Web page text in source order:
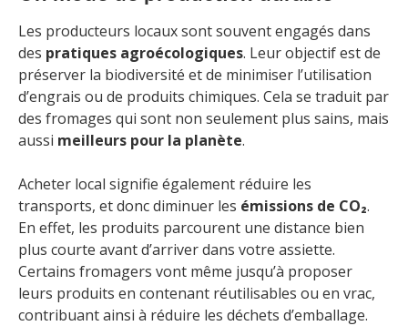
Les producteurs locaux sont souvent engagés dans
des pratiques agroécologiques. Leur objectif est de
préserver la biodiversité et de minimiser l’utilisation
d’engrais ou de produits chimiques. Cela se traduit par
des fromages qui sont non seulement plus sains, mais
aussi meilleurs pour la planète.
Acheter local signifie également réduire les
transports, et donc diminuer les émissions de CO₂.
En effet, les produits parcourent une distance bien
plus courte avant d’arriver dans votre assiette.
Certains fromagers vont même jusqu’à proposer
leurs produits en contenant réutilisables ou en vrac,
contribuant ainsi à réduire les déchets d’emballage.